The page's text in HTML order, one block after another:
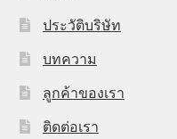
ประวัติบริษัท
บทความ
ลูกค้าของเรา
ติดต่อเรา